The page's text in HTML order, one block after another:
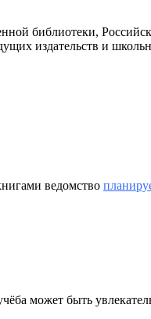
библиотеки,
издательств и
ведомство
может быть